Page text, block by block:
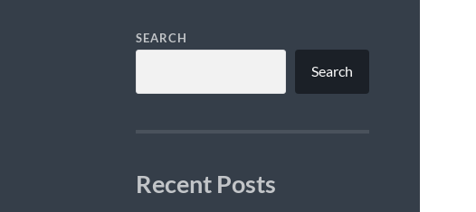
SEARCH
Search
Recent Posts